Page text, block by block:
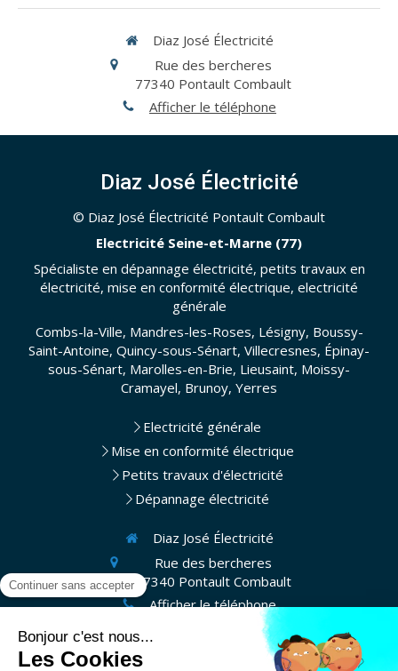
Diaz José Électricité
Rue des bercheres
77340 Pontault Combault
Afficher le téléphone
Diaz José Électricité
© Diaz José Électricité Pontault Combault
Electricité Seine-et-Marne (77)
Spécialiste en dépannage électricité, petits travaux en
électricité, mise en conformité électrique, electricité
générale
Combs-la-Ville, Mandres-les-Roses, Lésigny, Boussy-
Saint-Antoine, Quincy-sous-Sénart, Villecresnes, Épinay-
sous-Sénart, Marolles-en-Brie, Lieusaint, Moissy-
Cramayel, Brunoy, Yerres
Electricité générale
Mise en conformité électrique
Petits travaux d'électricité
Dépannage électricité
Diaz José Électricité
Rue des bercheres
77340 Pontault Combault
Afficher le téléphone
Demander un devis